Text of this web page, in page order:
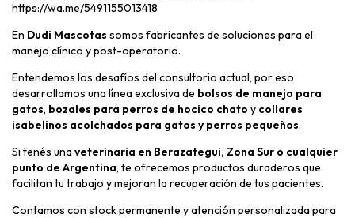
https://wa.me/5491155013418
En Dudi Mascotas somos fabricantes de soluciones para el
manejo clínico y post-operatorio.
Entendemos los desafíos del consultorio actual, por eso
desarrollamos una línea exclusiva de bolsos de manejo para
gatos, bozales para perros de hocico chato y collares
isabelinos acolchados para gatos y perros pequeños.
Si tenés unaveterinaria en Berazategui, Zona Sur o cualquier
punto de Argentina, te ofrecemos productos duraderos que
facilitan tu trabajo y mejoran la recuperación de tus pacientes.
Contamos con stock permanente y atención personalizada para